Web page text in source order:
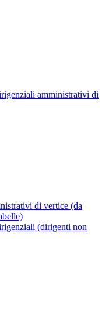
amministrativi di
di vertice (da
(dirigenti non